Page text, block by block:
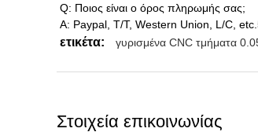
Q: Ποιος είναι ο όρος πληρωμής σας;
Α: Paypal, T/T, Western Union, L/C,
ετικέτα: γυρισμένα CNC τμήματα
Στοιχεία επικοινωνίας